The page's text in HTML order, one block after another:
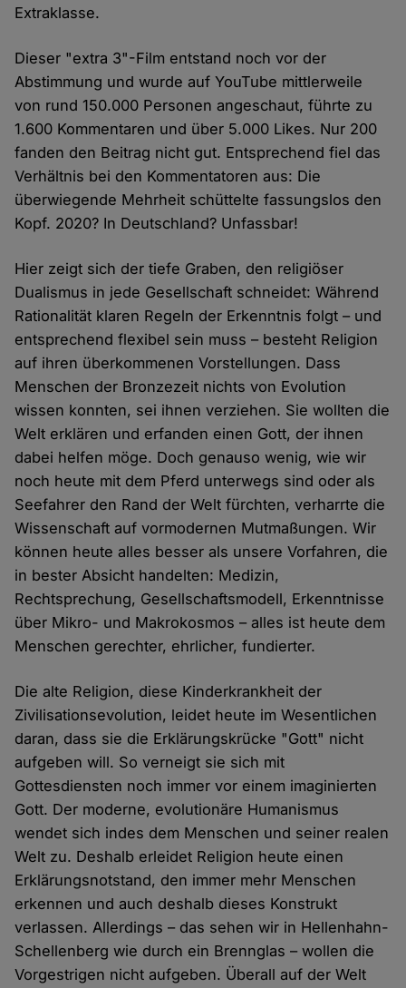
Extraklasse.
Dieser "extra 3"-Film entstand noch vor der
Abstimmung und wurde auf YouTube mittlerweile
von rund 150.000 Personen angeschaut, führte zu
1.600 Kommentaren und über 5.000 Likes. Nur 200
fanden den Beitrag nicht gut. Entsprechend fiel das
Verhältnis bei den Kommentatoren aus: Die
überwiegende Mehrheit schüttelte fassungslos den
Kopf. 2020? In Deutschland? Unfassbar!
Hier zeigt sich der tiefe Graben, den religiöser
Dualismus in jede Gesellschaft schneidet: Während
Rationalität klaren Regeln der Erkenntnis folgt – und
entsprechend flexibel sein muss – besteht Religion
auf ihren überkommenen Vorstellungen. Dass
Menschen der Bronzezeit nichts von Evolution
wissen konnten, sei ihnen verziehen. Sie wollten die
Welt erklären und erfanden einen Gott, der ihnen
dabei helfen möge. Doch genauso wenig, wie wir
noch heute mit dem Pferd unterwegs sind oder als
Seefahrer den Rand der Welt fürchten, verharrte die
Wissenschaft auf vormodernen Mutmaßungen. Wir
können heute alles besser als unsere Vorfahren, die
in bester Absicht handelten: Medizin,
Rechtsprechung, Gesellschaftsmodell, Erkenntnisse
über Mikro- und Makrokosmos – alles ist heute dem
Menschen gerechter, ehrlicher, fundierter.
Die alte Religion, diese Kinderkrankheit der
Zivilisationsevolution, leidet heute im Wesentlichen
daran, dass sie die Erklärungskrücke "Gott" nicht
aufgeben will. So verneigt sie sich mit
Gottesdiensten noch immer vor einem imaginierten
Gott. Der moderne, evolutionäre Humanismus
wendet sich indes dem Menschen und seiner realen
Welt zu. Deshalb erleidet Religion heute einen
Erklärungsnotstand, den immer mehr Menschen
erkennen und auch deshalb dieses Konstrukt
verlassen. Allerdings – das sehen wir in Hellenhahn-
Schellenberg wie durch ein Brennglas – wollen die
Vorgestrigen nicht aufgeben. Überall auf der Welt